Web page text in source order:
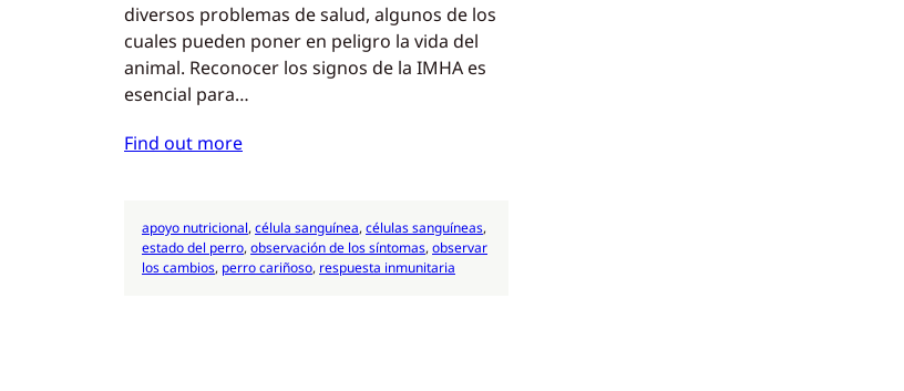
diversos problemas de salud, algunos de los
cuales pueden poner en peligro la vida del
animal. Reconocer los signos de la IMHA es
esencial para…
Find out more
apoyo nutricional, célula sanguínea, células sanguíneas
estado del perro, observación de los síntomas, observar
los cambios, perro cariñoso, respuesta inmunitaria